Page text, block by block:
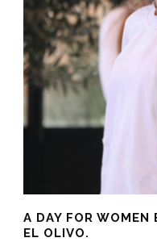
A DAY FOR WOMEN
EL OLIVO.